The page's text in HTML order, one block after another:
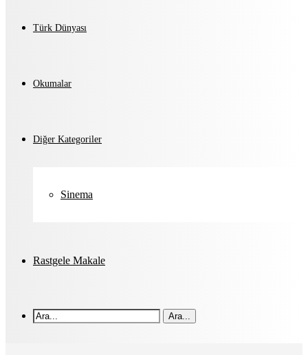
Türk Dünyası
Okumalar
Diğer Kategoriler
Sinema
Rastgele Makale
Ara...